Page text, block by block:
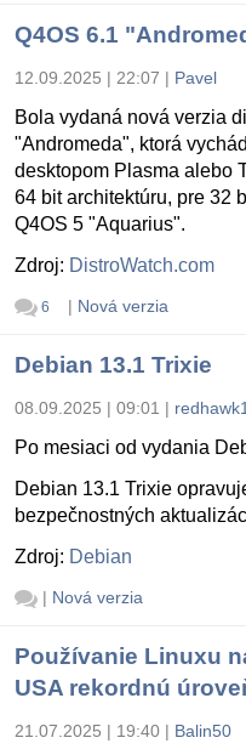
Q4OS 6.1
12.09.2025 | 22:07 | Pavel
Bola vydaná nová verzia
"Andromeda", ktorá
desktopom Plasma alebo
64 bit architektúru, pre 32
Q4OS 5 "Aquarius".
Zdroj: DistroWatch.com
6 | Nová verzia
Debian 13.1 Trixie
08.09.2025 | 09:01 |
Po mesiaci od vydania
Debian 13.1 Trixie
bezpečnostných
Zdroj: Debian
| Nová verzia
Používanie Linuxu
USA rekordnú
21.07.2025 | 19:40 | Balin50